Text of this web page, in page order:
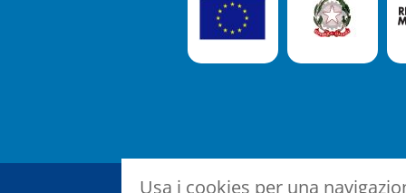
Usa i cookies per una